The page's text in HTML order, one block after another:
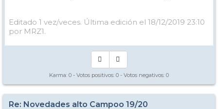
Editado 1 vez/veces. Última edición el 18/12/2019 23:10
por MRZ1.
Karma: 0 - Votos positivos: 0 - Votos negativos: 0
Re: Novedades alto Campoo 19/20